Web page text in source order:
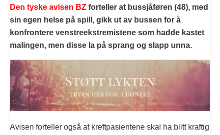
Den tyske avisen BZ forteller at bussjåføren (48), med
sin egen helse på spill, gikk ut av bussen for å
konfrontere venstreekstremistene som hadde kastet
malingen, men disse la på sprang og slapp unna.
Avisen forteller også at kreftpasientene skal ha blitt kraftig